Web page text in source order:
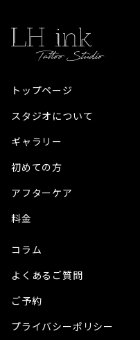
トップページ
スタジオについて
ギャラリー
初めての方
アフターケア
料金
コラム
よくあるご質問
ご予約
プライバシーポリシー